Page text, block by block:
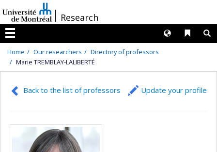
au
contenu
/Research
Menu
Liens
Langues
Home Our researchers
Directory of professors
Marie TREMBLAY-LALIBERTÉ
Back to the list of professors Update your profile